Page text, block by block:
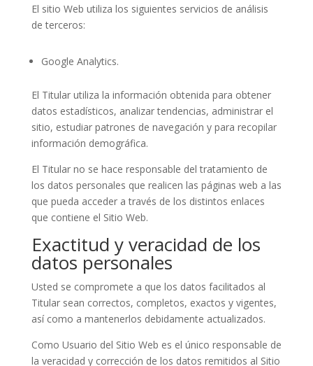
El sitio Web utiliza los siguientes servicios de análisis
de terceros:
Google Analytics.
El Titular utiliza la información obtenida para obtener
datos estadísticos, analizar tendencias, administrar el
sitio, estudiar patrones de navegación y para recopilar
información demográfica.
El Titular no se hace responsable del tratamiento de
los datos personales que realicen las páginas web a las
que pueda acceder a través de los distintos enlaces
que contiene el Sitio Web.
Exactitud y veracidad de los
datos personales
Usted se compromete a que los datos facilitados al
Titular sean correctos, completos, exactos y vigentes,
así como a mantenerlos debidamente actualizados.
Como Usuario del Sitio Web es el único responsable de
la veracidad y corrección de los datos remitidos al Sitio